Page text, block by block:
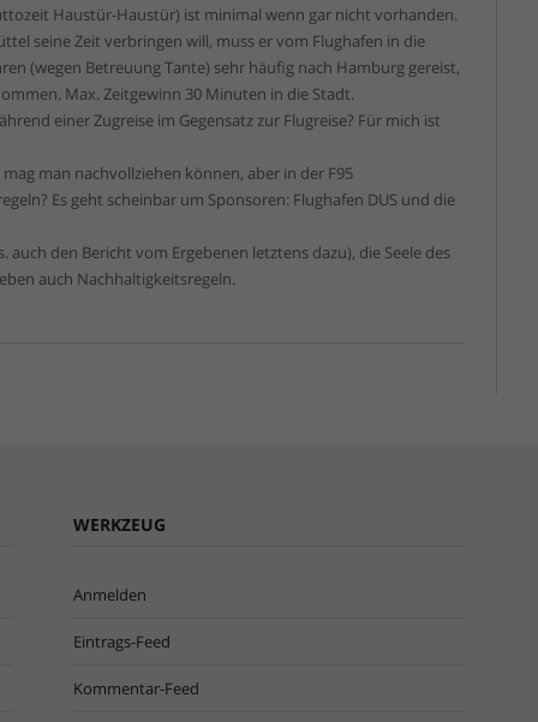
Haustür-Haustür) ist minimal wenn gar nicht vorhanden.
seine Zeit verbringen will, muss er vom Flughafen in die
(wegen Betreuung Tante) sehr häufig nach Hamburg gereist,
Max. Zeitgewinn 30 Minuten in die Stadt.
einer Zugreise im Gegensatz zur Flugreise? Für mich ist
man nachvollziehen können, aber in der F95
Es geht scheinbar um Sponsoren: Flughafen DUS und die
auch den Bericht vom Ergebenen letztens dazu), die Seele des
auch Nachhaltigkeitsregeln.
WERKZEUG
Anmelden
Eintrags-Feed
Kommentar-Feed